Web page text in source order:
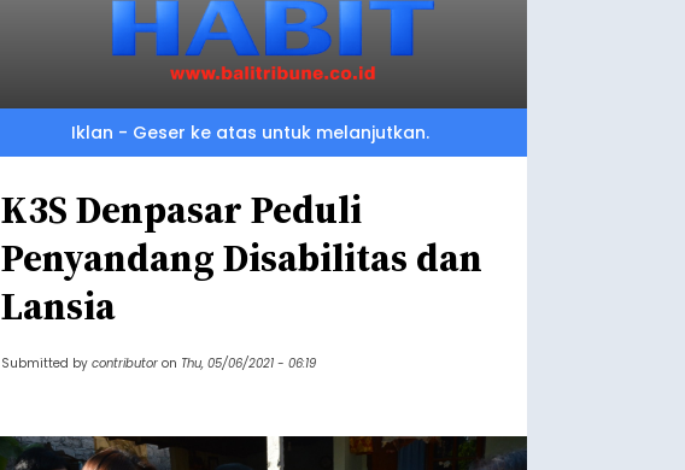
Iklan - Geser ke atas untuk melanjutkan.
K3S Denpasar Peduli
Penyandang Disabilitas dan
Lansia
Submitted by contributor on Thu, 05/06/2021 - 06:19